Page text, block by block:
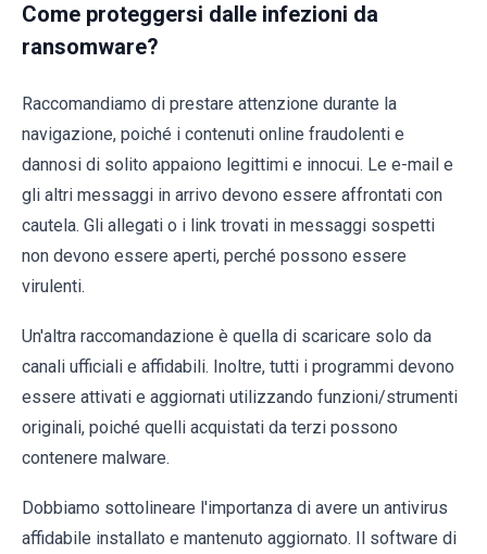
Come proteggersi dalle infezioni da
ransomware?
Raccomandiamo di prestare attenzione durante la
navigazione, poiché i contenuti online fraudolenti e
dannosi di solito appaiono legittimi e innocui. Le e-mail e
gli altri messaggi in arrivo devono essere affrontati con
cautela. Gli allegati o i link trovati in messaggi sospetti
non devono essere aperti, perché possono essere
virulenti.
Un'altra raccomandazione è quella di scaricare solo da
canali ufficiali e affidabili. Inoltre, tutti i programmi devono
essere attivati e aggiornati utilizzando funzioni/strumenti
originali, poiché quelli acquistati da terzi possono
contenere malware.
Dobbiamo sottolineare l'importanza di avere un antivirus
affidabile installato e mantenuto aggiornato. Il software di